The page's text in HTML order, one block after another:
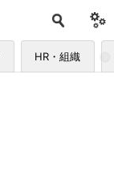
HR・組織